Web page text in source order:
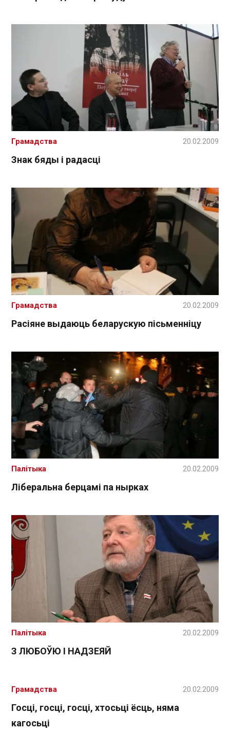
Знак бяды і радасці
Грамадства 20.02.2009
Расіяне выдаюць беларускую пісьменніцу
Грамадства 20.02.2009
Ліберальна берцамі па нырках
Палітыка 20.02.2009
З ЛЮБОЎЮ І НАДЗЕЯЙ
Палітыка 20.02.2009
Госці, госці, госці, хтосьці ёсць, няма
кагосьці
Грамадства 20.02.2009